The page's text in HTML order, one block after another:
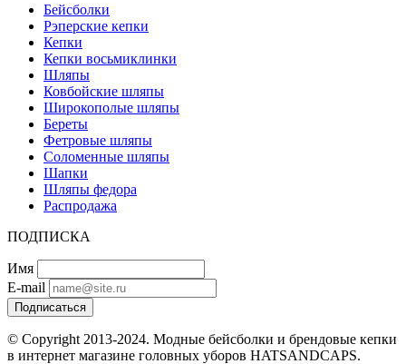
Бейсболки
Рэперские кепки
Кепки
Кепки восьмиклинки
Шляпы
Ковбойские шляпы
Широкополые шляпы
Береты
Фетровые шляпы
Соломенные шляпы
Шапки
Шляпы федора
Распродажа
ПОДПИСКА
Имя
E-mail
Подписаться
© Copyright 2013-2024. Модные бейсболки и брендовые кепки
в интернет магазине головных уборов HATSANDCAPS.